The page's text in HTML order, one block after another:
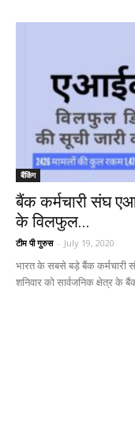
बैंकिंग
बैंक कर्मचारी संघ
के विलफुल...
टीम पी गुरुस - July 19, 2020
भारत के सबसे बड़े बैंक कर्मचारी
शनिवार को सार्वजनिक क्षेत्र